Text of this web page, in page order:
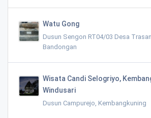
Watu Gong
Dusun Sengon RT04/03 Desa
Bandongan
Wisata Candi Selogriyo,
Windusari
Dusun Campurejo, Kembangkuning